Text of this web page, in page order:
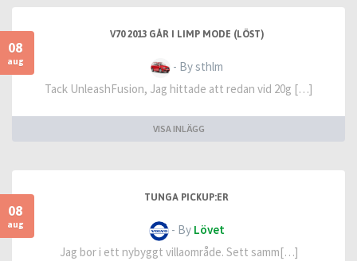
08
aug
V70 2013 GÅR I LIMP MODE (LÖST)
- By sthlm
Tack UnleashFusion, Jag hittade att redan vid 20g […]
VISA INLÄGG
08
aug
TUNGA PICKUP:ER
- By Lövet
Jag bor i ett nybyggt villaområde. Sett samm[…]